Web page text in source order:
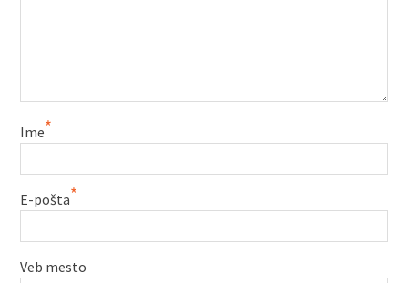
Ime*
E-pošta*
Veb mesto